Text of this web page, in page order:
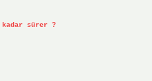
sürer ?